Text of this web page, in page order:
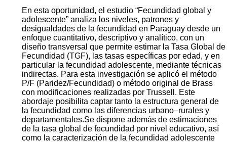
En esta oportunidad, el estudio “Fecundidad global y
adolescente” analiza los niveles, patrones y
desigualdades de la fecundidad en Paraguay desde un
enfoque cuantitativo, descriptivo y analítico, con un
diseño transversal que permite estimar la Tasa Global de
Fecundidad (TGF), las tasas específicas por edad, y en
particular la fecundidad adolescente, mediante técnicas
indirectas. Para esta investigación se aplicó el método
P/F (Paridez/Fecundidad) o método original de Brass
con modificaciones realizadas por Trussell. Este
abordaje posibilita captar tanto la estructura general de
la fecundidad como las diferencias urbano–rurales y
departamentales.Se dispone además de estimaciones
de la tasa global de fecundidad por nivel educativo, así
como la caracterización de la fecundidad adolescente